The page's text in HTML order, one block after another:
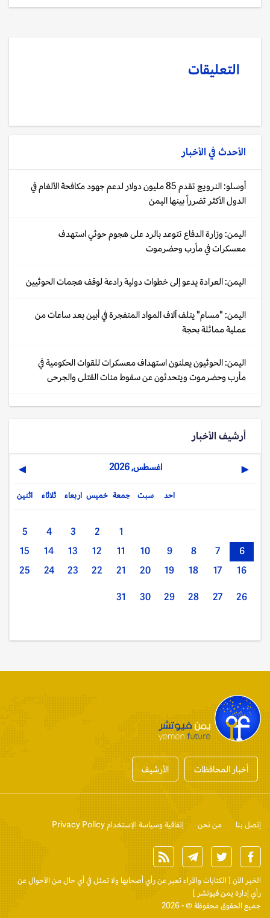
التعليقات
الأحدث في الأخبار
أوسلو: النرويج تقدم 85 مليون دولار لدعم جهود مكافحة الألغام في
الدول الأكثر تضرراً بينها اليمن
اليمن: وزارة الدفاع تتوعد بالرد على هجوم حوثي استهدف
معسكرات في مأرب وحضرموت
اليمن: العرادة يدعو إلى خطوات دولية رادعة لوقف هجمات الحوثيين
اليمن: "مسام" يتلف آلاف المواد المتفجرة في أبين بعد ساعات من
عملية مماثلة بحجة
اليمن: الحوثيون يعلنون استهداف معسكرات للقوات الحكومية في
مأرب وحضرموت ويتحدثون عن سقوط مئات القتلى والجرحى
أرشيف الأخبار
◀ اغسطس, 2026 ▶
اثنين ثلاثاء اربعاء خميس جمعة سبت احد
1
2
3
4
5
6
7
8
9
10
11
12
13
14
15
16
17
18
19
20
21
22
23
24
25
26
27
28
29
30
31
أخبار المحافظات الأرشيف
إتصل بنا من نحن إتفاقية وسياسة الإستخدام Privacy Policy
الخبر الآن [ الكتابات والآراء تعبر عن رأي أصحابها ولا تمثل في أي حال من الأحوال عن
رأي إدارة يمن فيوتشر ]
جميع الحقوق محفوظة © - 2026